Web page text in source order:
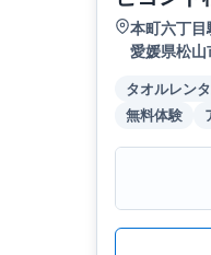
本町六丁
愛媛県松
タオルレン
無料体験